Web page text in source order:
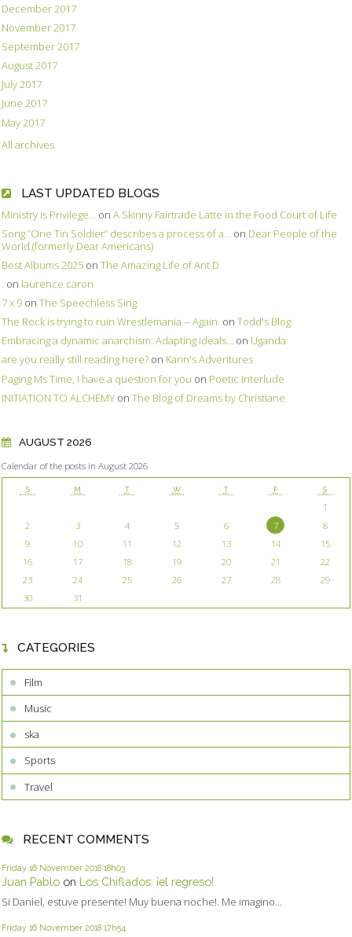
December 2017
November 2017
September 2017
August 2017
July 2017
June 2017
May 2017
All archives
LAST UPDATED BLOGS
Ministry is Privilege... on A Skinny Fairtrade Latte in the Food Court of Life
Song ”One Tin Soldier” describes a process of a... on Dear People of the
World (formerly Dear Americans)
Best Albums 2025 on The Amazing Life of Ant D
. on laurence caron
7 x 9 on The Speechless Sing
The Rock is trying to ruin Wrestlemania -- Again. on Todd's Blog
Embracing a dynamic anarchism: Adapting ideals... on Uganda
are you really still reading here? on Karin's Adventures
Paging Ms Time, I have a question for you on Poetic Interlude
INITIATION TO ALCHEMY on The Blog of Dreams by Christiane
AUGUST 2026
Calendar of the posts in August 2026
S M T W T F S
1
2
3 4 5 6 7
8
9
10 11 12 13 14
15
16
17 18 19 20 21
22
23
24 25 26 27 28
29
30
31
CATEGORIES
Film
Music
ska
Sports
Travel
RECENT COMMENTS
Friday 16 November 2018 18h03
Juan Pablo on Los Chiflados: ¡el regreso!
Si Daniel, estuve presente! Muy buena noche!. Me imagino...
Friday 16 November 2018 17h54